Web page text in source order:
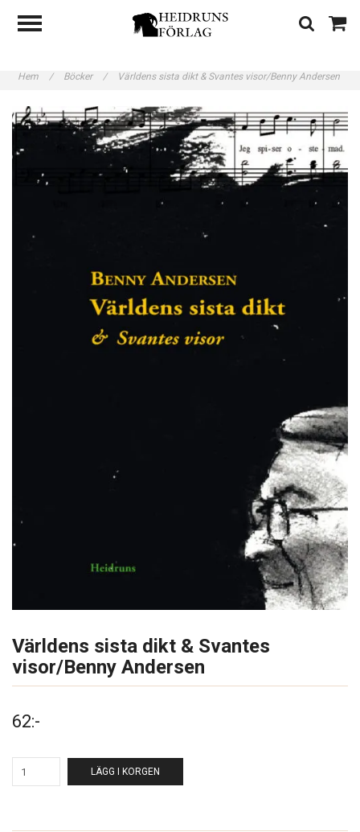
Hem / Böcker / Världens sista dikt & Svantes visor/Benny Andersen
Världens sista dikt & Svantes
visor/Benny Andersen
62:-
LÄGG I KORGEN